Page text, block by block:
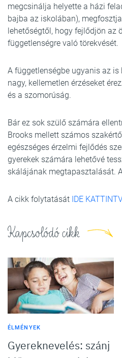
megcsinálja helyette a házi
bajba az iskolában),
lehetőségtől, hogy fejlődjön az
függetlenségre való törekvését.
A függetlenségbe ugyanis az
nagy, kellemetlen érzéseket
és a szomorúság.
Bár ez sok szülő számára
Brooks mellett számos
egészséges érzelmi fejlődés
gyerekek számára lehetővé
skálájának megtapasztalását.
A cikk folytatását IDE
Kapcsolódó cikk
ÉLMÉNYEK
Gyereknevelés: szánj